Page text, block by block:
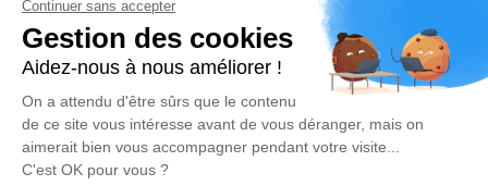
Nous vous invitons à utiliser cet espace pour laisser
vos condoléances, partager des photos souvenirs, une
anecdote ou exprimer vos pensées à travers des
poèmes ou des textes. Cet endroit est un lieu
d'expression dédié à honorer la mémoire de Josée.
Nous vous convions à l'issue de la cérémonie à son
domicile pour partager un moment ensemble en son